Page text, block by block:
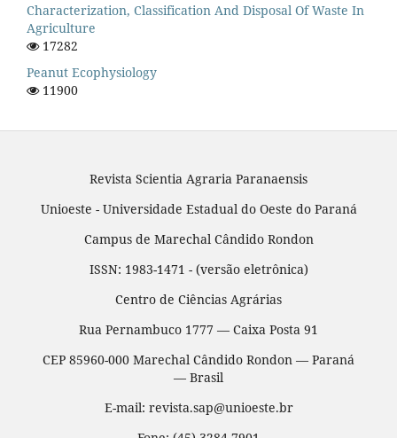
Characterization, Classification And Disposal Of Waste In
Agriculture
17282
Peanut Ecophysiology
11900
Revista Scientia Agraria Paranaensis
Unioeste - Universidade Estadual do Oeste do Paraná
Campus de Marechal Cândido Rondon
ISSN: 1983-1471 - (versão eletrônica)
Centro de Ciências Agrárias
Rua Pernambuco 1777 — Caixa Posta 91
CEP 85960-000 Marechal Cândido Rondon — Paraná
— Brasil
E-mail: revista.sap@unioeste.br